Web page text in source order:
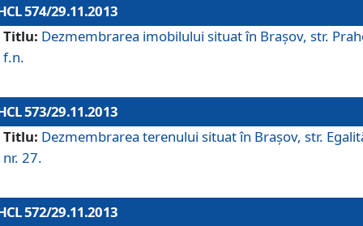
574/29.11.2013
Titlu: Dezmembrarea imobilului situat în Braşov, str.
f.n.
573/29.11.2013
Titlu: Dezmembrarea terenului situat în Braşov, str.
nr. 27.
572/29.11.2013